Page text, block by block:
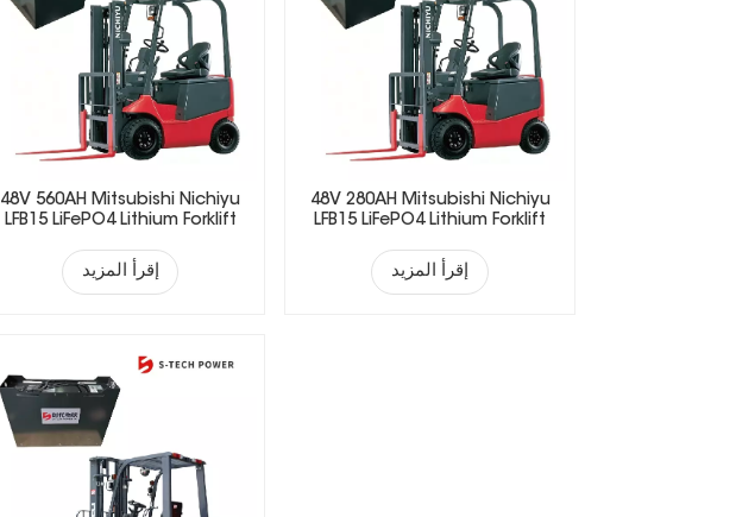
48V 560AH Mitsubishi Nichiyu
LFB15 LiFePO4 Lithium Forklift
إقرأ المزيد
48V 280AH Mitsubishi Nichiyu
LFB15 LiFePO4 Lithium Forklift
إقرأ المزيد